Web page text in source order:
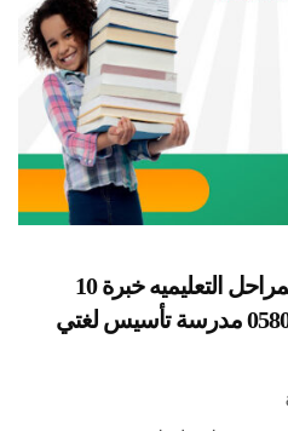
معلمة رياضيات لجميع المراحل التعليميه خبرة 10
سنوات بالمناهج 0580601807 مدرسة تأسيس لغتي